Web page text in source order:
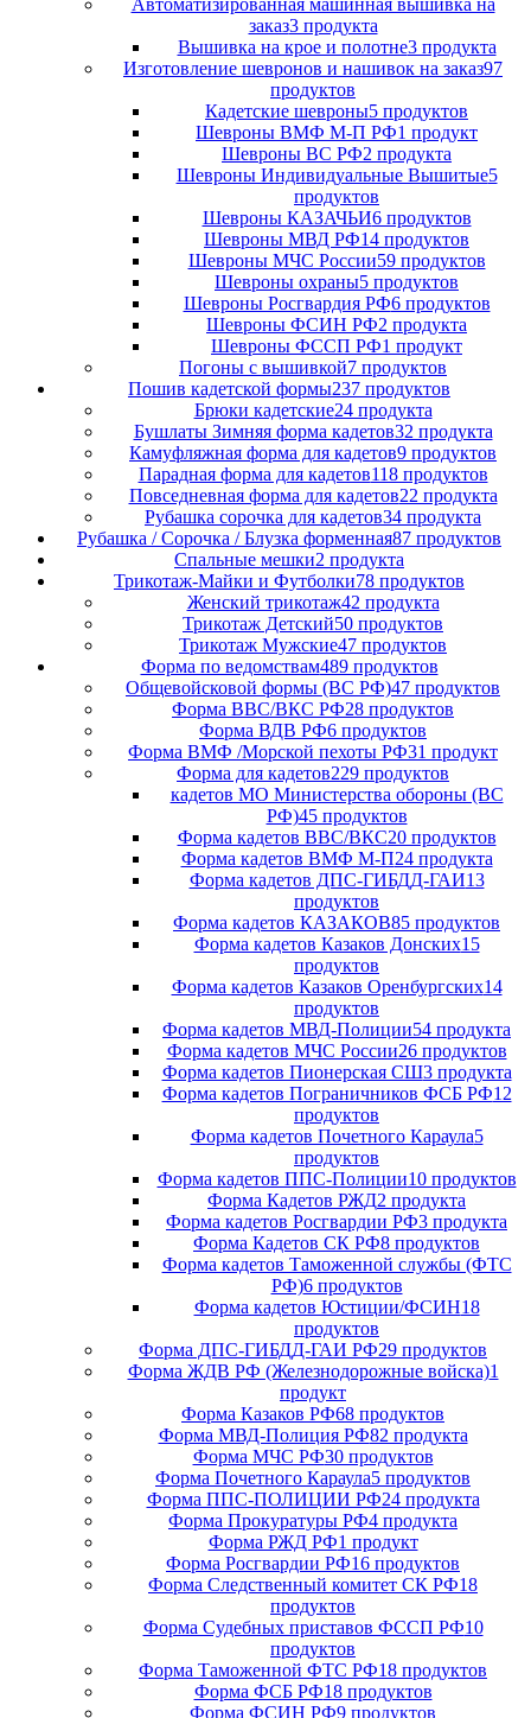
заказ3 продукта
Вышивка на крое и полотне3 продукта
Изготовление шевронов и нашивок на заказ97
продуктов
Кадетские шевроны5 продуктов
Шевроны ВМФ М-П РФ1 продукт
Шевроны ВС РФ2 продукта
Шевроны Индивидуальные Вышитые5
продуктов
Шевроны КАЗАЧЬИ6 продуктов
Шевроны МВД РФ14 продуктов
Шевроны МЧС России59 продуктов
Шевроны охраны5 продуктов
Шевроны Росгвардия РФ6 продуктов
Шевроны ФСИН РФ2 продукта
Шевроны ФССП РФ1 продукт
Погоны с вышивкой7 продуктов
Пошив кадетской формы237 продуктов
Брюки кадетские24 продукта
Бушлаты Зимняя форма кадетов32 продукта
Камуфляжная форма для кадетов9 продуктов
Парадная форма для кадетов118 продуктов
Повседневная форма для кадетов22 продукта
Рубашка сорочка для кадетов34 продукта
Рубашка / Сорочка / Блузка форменная87 продуктов
Спальные мешки2 продукта
Трикотаж-Майки и Футболки78 продуктов
Женский трикотаж42 продукта
Трикотаж Детский50 продуктов
Трикотаж Мужские47 продуктов
Форма по ведомствам489 продуктов
Общевойсковой формы (ВС РФ)47 продуктов
Форма ВВС/ВКС РФ28 продуктов
Форма ВДВ РФ6 продуктов
Форма ВМФ /Морской пехоты РФ31 продукт
Форма для кадетов229 продуктов
кадетов МО Министерства обороны (ВС
РФ)45 продуктов
Форма кадетов ВВС/ВКС20 продуктов
Форма кадетов ВМФ М-П24 продукта
Форма кадетов ДПС-ГИБДД-ГАИ13
продуктов
Форма кадетов КАЗАКОВ85 продуктов
Форма кадетов Казаков Донских15
продуктов
Форма кадетов Казаков Оренбургских14
продуктов
Форма кадетов МВД-Полиции54 продукта
Форма кадетов МЧС России26 продуктов
Форма кадетов Пионерская СШ3 продукта
Форма кадетов Пограничников ФСБ РФ12
продуктов
Форма кадетов Почетного Караула5
продуктов
Форма кадетов ППС-Полиции10 продуктов
Форма Кадетов РЖД2 продукта
Форма кадетов Росгвардии РФ3 продукта
Форма Кадетов СК РФ8 продуктов
Форма кадетов Таможенной службы (ФТС
РФ)6 продуктов
Форма кадетов Юстиции/ФСИН18
продуктов
Форма ДПС-ГИБДД-ГАИ РФ29 продуктов
Форма ЖДВ РФ (Железнодорожные войска)1
продукт
Форма Казаков РФ68 продуктов
Форма МВД-Полиция РФ82 продукта
Форма МЧС РФ30 продуктов
Форма Почетного Караула5 продуктов
Форма ППС-ПОЛИЦИИ РФ24 продукта
Форма Прокуратуры РФ4 продукта
Форма РЖД РФ1 продукт
Форма Росгвардии РФ16 продуктов
Форма Следственный комитет СК РФ18
продуктов
Форма Судебных приставов ФССП РФ10
продуктов
Форма Таможенной ФТС РФ18 продуктов
Форма ФСБ РФ18 продуктов
Форма ФСИН РФ9 продуктов